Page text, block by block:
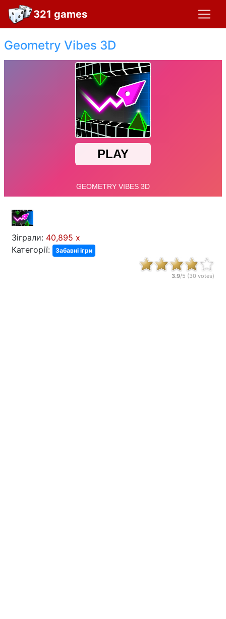
321 games
Geometry Vibes 3D
Зіграли: 40,895 x
Категорії:
Забавні ігри
3.9/5 (30 votes)